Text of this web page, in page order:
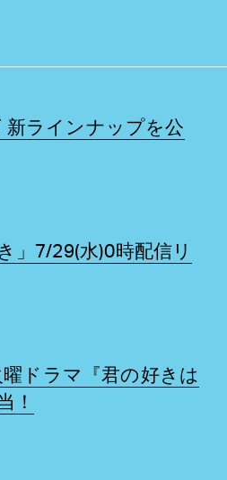
ラインナップを公
」7/29(水)0時配信リ
ドラマ『君の好きは
！